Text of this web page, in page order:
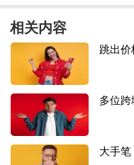
幅增长106.42%；其他
85.87%。
与此同时，华宝新能正
提升区域竞争力。
在渠道建设方面，华宝
平台+线下零售”三位一
相关内容
跳出
多位
大手